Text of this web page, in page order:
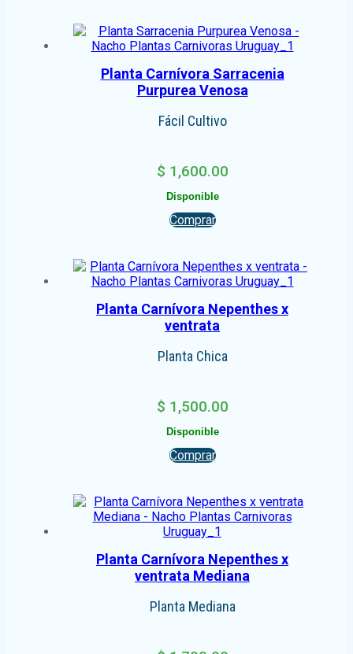
Planta Carnívora Sarracenia
Purpurea Venosa
Fácil Cultivo
$ 1,600.00
Disponible
Comprar
Planta Carnívora Nepenthes x
ventrata
Planta Chica
$ 1,500.00
Disponible
Comprar
Planta Carnívora Nepenthes x
ventrata Mediana
Planta Mediana